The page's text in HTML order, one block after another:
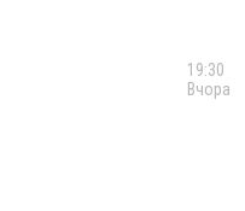
19:30
Вчора